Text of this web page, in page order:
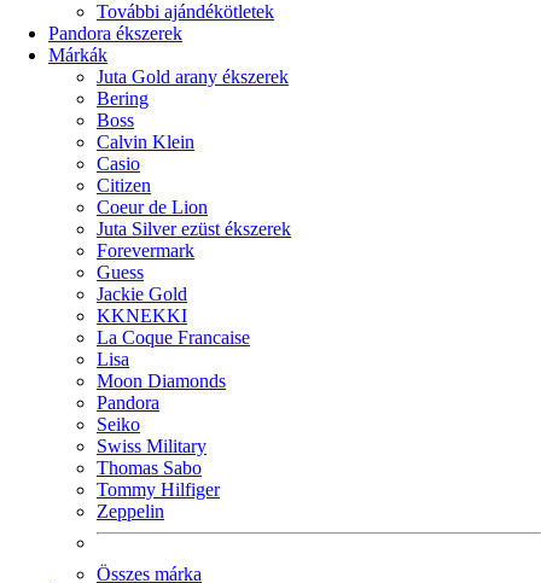
További ajándékötletek
Pandora ékszerek
Márkák
Juta Gold arany ékszerek
Bering
Boss
Calvin Klein
Casio
Citizen
Coeur de Lion
Juta Silver ezüst ékszerek
Forevermark
Guess
Jackie Gold
KKNEKKI
La Coque Francaise
Lisa
Moon Diamonds
Pandora
Seiko
Swiss Military
Thomas Sabo
Tommy Hilfiger
Zeppelin
Összes márka